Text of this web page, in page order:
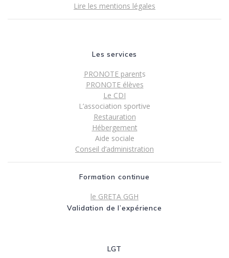
Lire les mentions légales
Les services
PRONOTE parents
PRONOTE élèves
Le CDI
L’association sportive
Restauration
Hébergement
Aide sociale
Conseil d’administration
Formation continue
le GRETA GGH
Validation de l’expérience
LGT